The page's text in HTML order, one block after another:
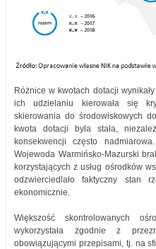
Różnice w kwotach dotacji
ich udzielaniu kierowała się
skierowania do środowiskowych
kwota dotacji była stała,
konsekwencji często
Wojewoda Warmińsko-Mazurski
korzystających z usług ośrodków
odzwierciedlało faktyczny stan
ekonomicznie.
Większość skontrolowanych
wykorzystała zgodnie z
obowiązującymi przepisami, tj. na